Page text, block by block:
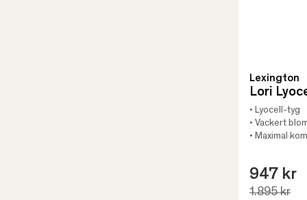
Lexington
Lori
• Lyocell-tyg
• Vackert
• Maximal
947 kr
1.895 kr